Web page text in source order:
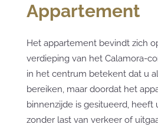
Appartement
Het appartement bevindt zich
verdieping van het Calamora-
in het centrum betekent dat u
bereiken, maar doordat het
binnenzijde is gesitueerd, heeft
zonder last van verkeer of